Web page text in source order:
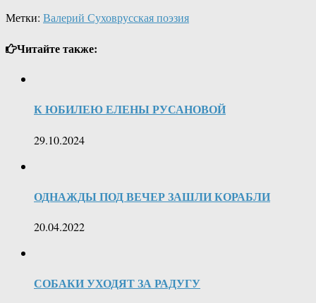
Метки: Валерий Суховрусская поэзия
Читайте также:
К ЮБИЛЕЮ ЕЛЕНЫ РУСАНОВОЙ
29.10.2024
ОДНАЖДЫ ПОД ВЕЧЕР ЗАШЛИ КОРАБЛИ
20.04.2022
СОБАКИ УХОДЯТ ЗА РАДУГУ